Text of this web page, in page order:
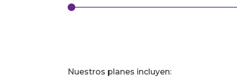
Nuestros planes incluyen: